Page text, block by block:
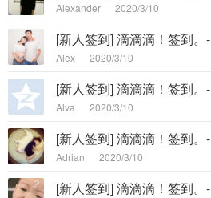
Alexander 2020/3/10
[新人签到] 滴滴滴！签到。-
Alex 2020/3/10
[新人签到] 滴滴滴！签到。-
Alva 2020/3/10
[新人签到] 滴滴滴！签到。-
Adrian 2020/3/10
[新人签到] 滴滴滴！签到。-